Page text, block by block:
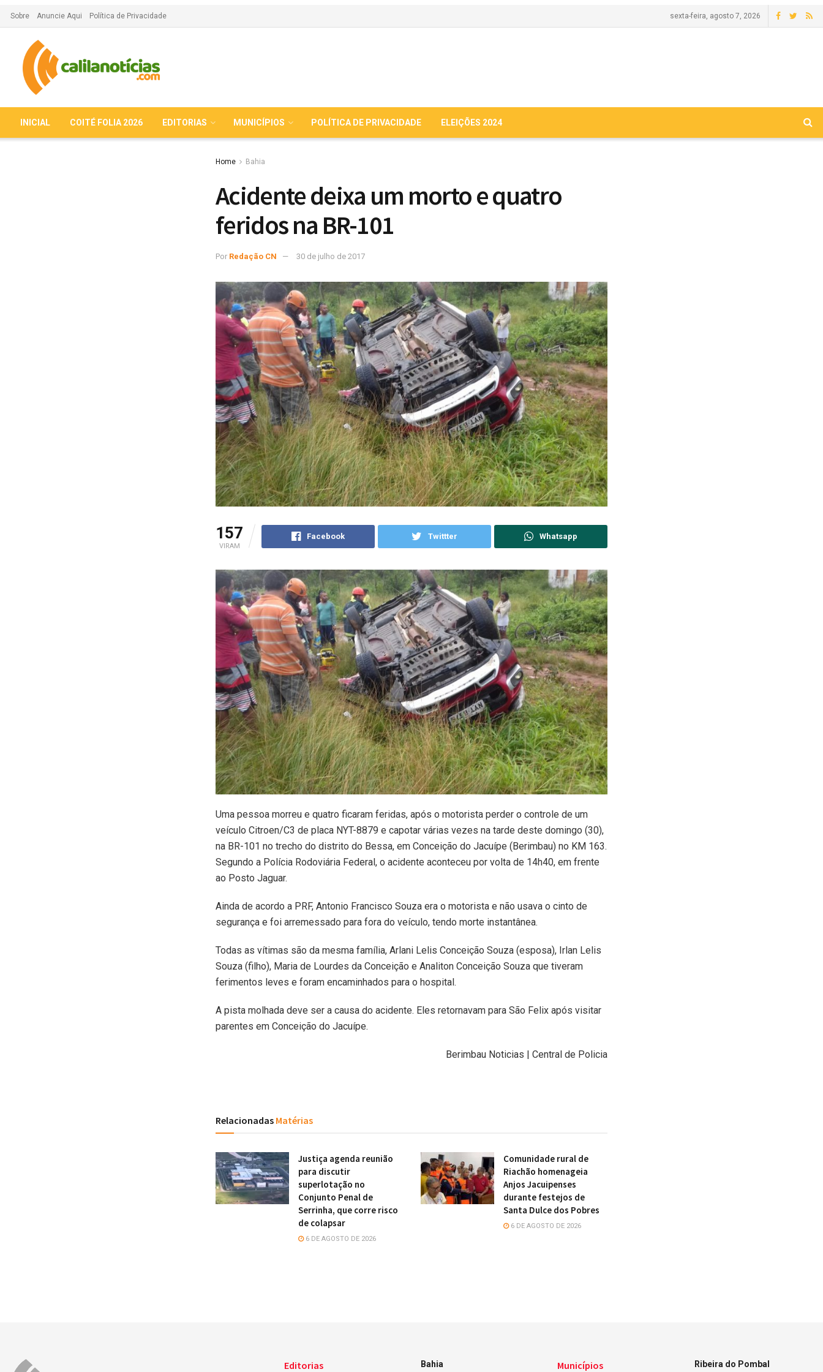
Sobre Anuncie Aqui Política de Privacidade sexta-feira, agosto 7, 2026
INICIAL COITÉ FOLIA 2026 EDITORIAS MUNICÍPIOS POLÍTICA DE PRIVACIDADE ELEIÇÕES 2024
Home Bahia
Acidente deixa um morto e quatro
feridos na BR-101
Por Redação CN 30 de julho de 2017
157
VIRAM
Facebook Twittter Whatsapp
Uma pessoa morreu e quatro ficaram feridas, após o motorista perder o controle de um
veículo Citroen/C3 de placa NYT-8879 e capotar várias vezes na tarde deste domingo (30),
na BR-101 no trecho do distrito do Bessa, em Conceição do Jacuípe (Berimbau) no KM 163.
Segundo a Polícia Rodoviária Federal, o acidente aconteceu por volta de 14h40, em frente
ao Posto Jaguar.
Ainda de acordo a PRF, Antonio Francisco Souza era o motorista e não usava o cinto de
segurança e foi arremessado para fora do veículo, tendo morte instantânea.
Todas as vítimas são da mesma família, Arlani Lelis Conceição Souza (esposa), Irlan Lelis
Souza (filho), Maria de Lourdes da Conceição e Analiton Conceição Souza que tiveram
ferimentos leves e foram encaminhados para o hospital.
A pista molhada deve ser a causa do acidente. Eles retornavam para São Felix após visitar
parentes em Conceição do Jacuípe.
Berimbau Noticias | Central de Policia
Relacionadas Matérias
Justiça agenda reunião
para discutir
superlotação no
Conjunto Penal de
Serrinha, que corre risco
de colapsar
6 DE AGOSTO DE 2026
Comunidade rural de
Riachão homenageia
Anjos Jacuipenses
durante festejos de
Santa Dulce dos Pobres
6 DE AGOSTO DE 2026
Editorias Bahia Municípios Ribeira do Pombal